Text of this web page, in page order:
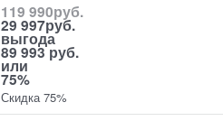
119 990руб.
29 997руб.
выгода
89 993 руб.
или
75%
Скидка 75%